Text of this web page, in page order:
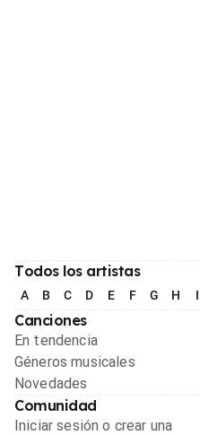
Todos los artistas
A B C D E F G H I
Canciones
En tendencia
Géneros musicales
Novedades
Comunidad
Iniciar sesión o crear una